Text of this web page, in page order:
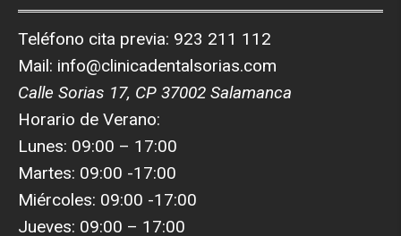
Teléfono cita previa: 923 211 112
Mail: info@clinicadentalsorias.com
Calle Sorias 17, CP 37002 Salamanca
Horario de Verano:
Lunes: 09:00 – 17:00
Martes: 09:00 -17:00
Miércoles: 09:00 -17:00
Jueves: 09:00 – 17:00